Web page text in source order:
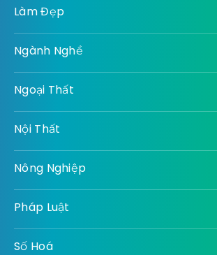
Làm Đẹp
Ngành Nghề
Ngoại Thất
Nội Thất
Nông Nghiệp
Pháp Luật
Số Hoá